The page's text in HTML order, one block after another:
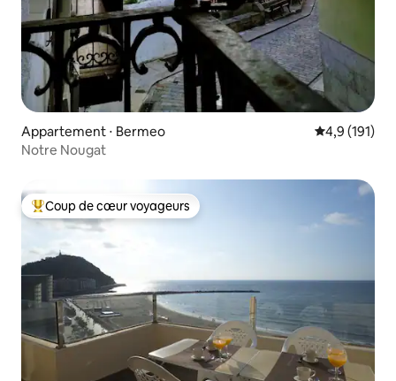
Appartement ⋅ Bermeo Évaluation
4,9 (191)
Notre Nougat
Coups de cœur voyageurs les plus appréciés
Coup de cœur voyageurs